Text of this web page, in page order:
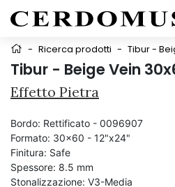
- Ricerca prodotti - Tibur -
Tibur - Beige Vein
Effetto Pietra
Bordo: Rettificato - 0096907
Formato: 30x60 - 12"x24"
Finitura: Safe
Spessore: 8.5 mm
Stonalizzazione: V3-Media